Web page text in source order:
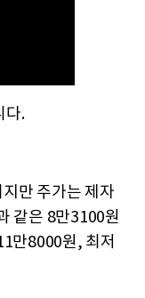
다.
만 주가는 제자
같은 8만3100원
만8000원, 최저